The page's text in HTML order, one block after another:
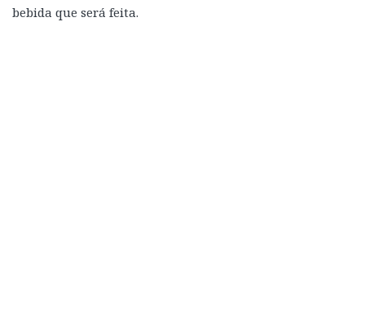
bebida que será feita.